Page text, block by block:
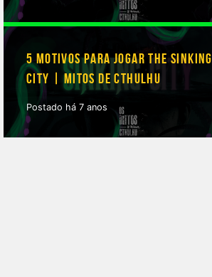
5 MOTIVOS PARA JOGAR THE SINKING
CITY | MITOS DE CTHULHU
Postado há 7 anos